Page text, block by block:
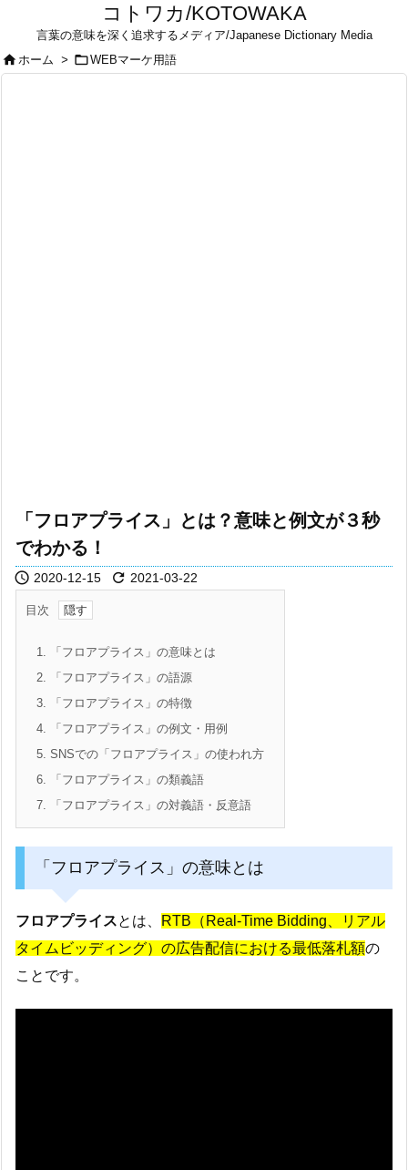
コトワカ/KOTOWAKA
言葉の意味を深く追求するメディア/Japanese Dictionary Media
ホーム > WEBマーケ用語
「フロアプライス」とは？意味と例文が３秒
でわかる！
 2020-12-15  2021-03-22
目次
1. 「フロアプライス」の意味とは
2. 「フロアプライス」の語源
3. 「フロアプライス」の特徴
4. 「フロアプライス」の例文・用例
5. SNSでの「フロアプライス」の使われ方
6. 「フロアプライス」の類義語
7. 「フロアプライス」の対義語・反意語
「フロアプライス」の意味とは
フロアプライスとは、
RTB（Real-Time Bidding、リアル
タイムビッディング）の広告配信における最低落札額の
ことです。